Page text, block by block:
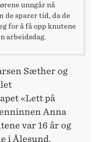
unngår nå
de sparer tid, da de
for å få opp knutene
arbeidsdag.
Sæther og
«Lett på
Anna
var 16 år og
i Ålesund.